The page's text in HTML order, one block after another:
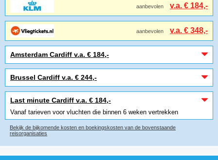
aanbevolen v.a. € 184,-
aanbevolen v.a. € 348,-
Amsterdam Cardiff v.a. € 184,-
Brussel Cardiff v.a. € 244,-
Last minute Cardiff v.a. € 184,-
Vanaf tarieven voor vluchten die binnen 6 weken vertrekken
Bekijk de bijkomende kosten en boekingskosten van de bovenstaande
reisorganisaties